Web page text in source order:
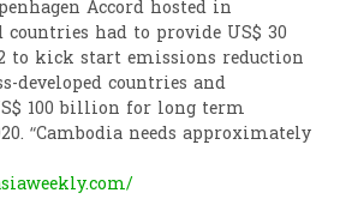
Accord hosted in
countries had to provide US$ 30
to kick start emissions reduction
developed countries and
100 billion for long term
“Cambodia needs approximately